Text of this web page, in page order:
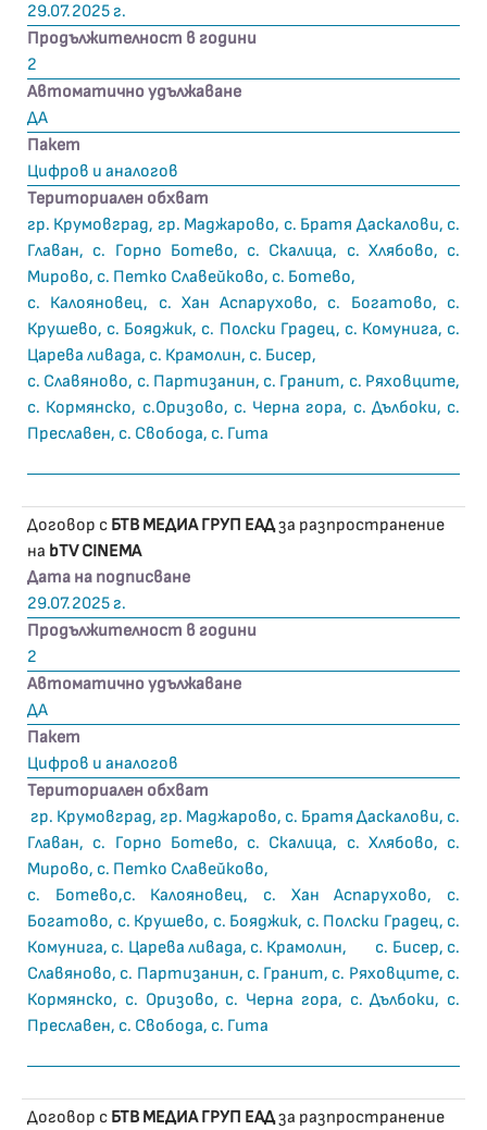
29.07.2025 г.
Продължителност в години
2
Автоматично удължаване
ДА
Пакет
Цифров и аналогов
Териториален обхват
гр. Крумовград, гр. Маджарово, с. Братя Даскалови, с.
Главан, с. Горно Ботево, с. Скалица, с. Хлябово, с.
Мирово, с. Петко Славейково, с. Ботево,
с. Калояновец, с. Хан Аспарухово, с. Богатово, с.
Крушево, с. Бояджик, с. Полски Градец, с. Комунига, с.
Царева ливада, с. Крамолин, с. Бисер,
с. Славяново, с. Партизанин, с. Гранит, с. Ряховците,
с. Кормянско, с.Оризово, с. Черна гора, с. Дълбоки, с.
Преславен, с. Свобода, с. Гита
Договор с БТВ МЕДИА ГРУП ЕАДза разпространение
на bTV CINEMA
Дата на подписване
29.07.2025 г.
Продължителност в години
2
Автоматично удължаване
ДА
Пакет
Цифров и аналогов
Териториален обхват
гр. Крумовград, гр. Маджарово, с. Братя Даскалови, с.
Главан, с. Горно Ботево, с. Скалица, с. Хлябово, с.
Мирово, с. Петко Славейково,
с. Ботево,с. Калояновец, с. Хан Аспарухово, с.
Богатово, с. Крушево, с. Бояджик, с. Полски Градец, с.
Комунига, с. Царева ливада, с. Крамолин, с. Бисер, с.
Славяново, с. Партизанин, с. Гранит, с. Ряховците, с.
Кормянско, с. Оризово, с. Черна гора, с. Дълбоки, с.
Преславен, с. Свобода, с. Гита
Договор с БТВ МЕДИА ГРУП ЕАДза разпространение